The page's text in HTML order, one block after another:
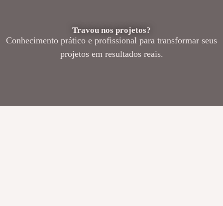
Travou nos projetos?
Conhecimento prático e profissional para transformar seus
projetos em resultados reais.